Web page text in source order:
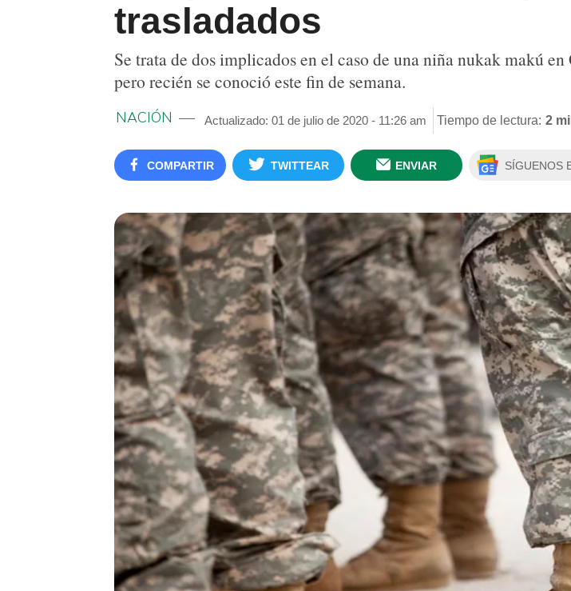
trasladados
Se trata de dos implicados en el caso de una niña nukak makú
pero recién se conoció este fin de semana.
NACIÓN Actualizado: 01 de julio de 2020 - 11:26 am Tiempo de lectura: 2
COMPARTIR TWITTEAR ENVIAR SÍGUENOS